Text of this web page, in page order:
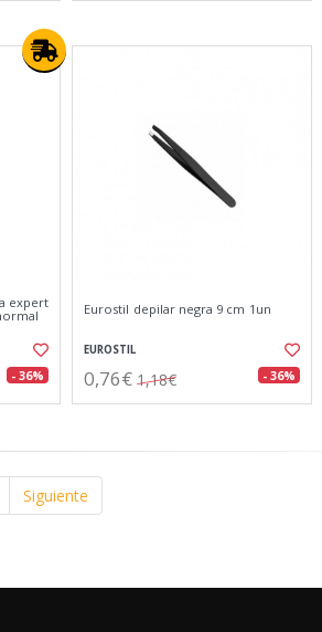
expert
- 36%
Eurostil depilar negra 9 cm 1un
EUROSTIL
0,76€ 1,18€ - 36%
Siguiente